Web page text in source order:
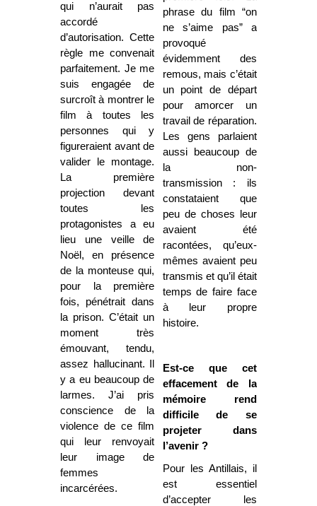
qui n’aurait pas
accordé
d’autorisation. Cette
règle me convenait
parfaitement. Je me
suis engagée de
surcroît à montrer le
film à toutes les
personnes qui y
figureraient avant de
valider le montage.
La première
projection devant
toutes les
protagonistes a eu
lieu une veille de
Noël, en présence
de la monteuse qui,
pour la première
fois, pénétrait dans
la prison. C’était un
moment très
émouvant, tendu,
assez hallucinant. Il
y a eu beaucoup de
larmes. J’ai pris
conscience de la
violence de ce film
qui leur renvoyait
leur image de
femmes
incarcérées.
phrase du film “on
ne s’aime pas” a
provoqué
évidemment des
remous, mais c’était
un point de départ
pour amorcer un
travail de réparation.
Les gens parlaient
aussi beaucoup de
la non-
transmission : ils
constataient que
peu de choses leur
avaient été
racontées, qu’eux-
mêmes avaient peu
transmis et qu’il était
temps de faire face
à leur propre
histoire.
Est-ce que cet
effacement de la
mémoire rend
difficile de se
projeter dans
l’avenir ?
Pour les Antillais, il
est essentiel
d’accepter les